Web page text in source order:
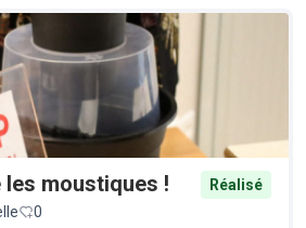
moustiques !
Réalisé
0